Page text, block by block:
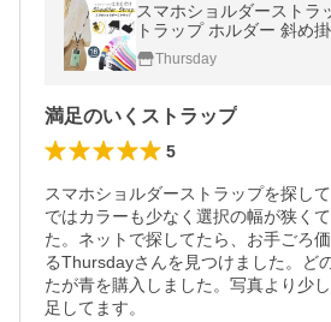
スマホショルダーストラ
トラップ ホルダー 斜め
ー ストラップホルダー
ョルダーストラップ かわ
Thursday
満足のいくストラップ
5
スマホショルダーストラップを探し
ではカラーも少なく選択の幅が狭く
た。ネットで探してたら、お手ごろ
るThursdayさんを見つけました。ど
たが青を購入しました。写真より少
足してます。